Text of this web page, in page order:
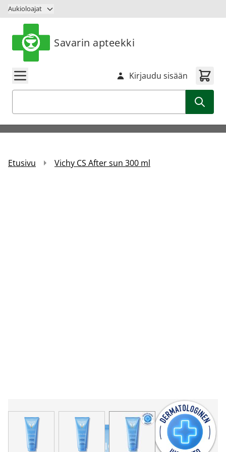
Siirry sisältöön
Aukioloajat
Savarin apteekki
Kirjaudu sisään
Etusivu Vichy CS After sun 300 ml
View larger imageView larger imageView larger image